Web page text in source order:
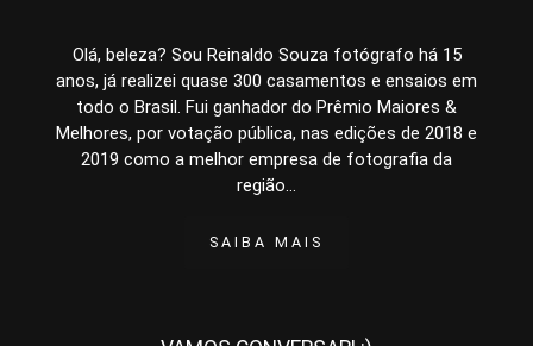
Olá, beleza? Sou Reinaldo Souza fotógrafo há 15
anos, já realizei quase 300 casamentos e ensaios em
todo o Brasil. Fui ganhador do Prêmio Maiores &
Melhores, por votação pública, nas edições de 2018 e
2019 como a melhor empresa de fotografia da
região...
SAIBA MAIS